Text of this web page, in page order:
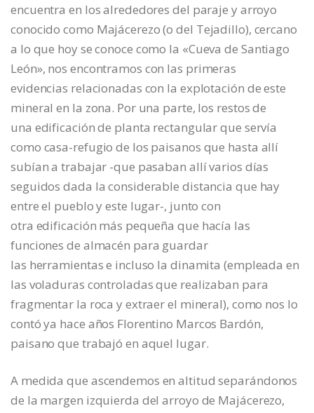
encuentra en los alrededores del paraje y arroyo
conocido como Majácerezo (o del Tejadillo), cercano
a lo que hoy se conoce como la «Cueva de Santiago
León», nos encontramos con las primeras
evidencias relacionadas con la explotación de este
mineral en la zona. Por una parte, los restos de
una edificación de planta rectangular que servía
como casa-refugio de los paisanos que hasta allí
subían a trabajar -que pasaban allí varios días
seguidos dada la considerable distancia que hay
entre el pueblo y este lugar-, junto con
otra edificación más pequeña que hacía las
funciones de almacén para guardar
las herramientas e incluso la dinamita (empleada en
las voladuras controladas que realizaban para
fragmentar la roca y extraer el mineral), como nos lo
contó ya hace años Florentino Marcos Bardón,
paisano que trabajó en aquel lugar.
A medida que ascendemos en altitud separándonos
de la margen izquierda del arroyo de Majácerezo,